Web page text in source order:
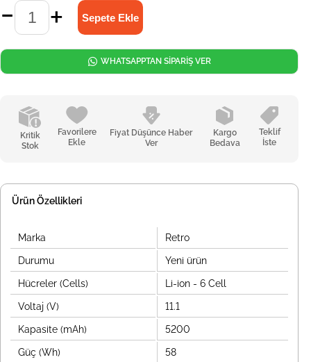
Kritik
Stok
Favorilere
Ekle
Fiyat Düşünce Haber
Ver
Kargo
Bedava
Teklif
İste
WHATSAPPTAN SİPARİŞ VER
Ürün Özellikleri
Marka Retro
Durumu Yeni ürün
Hücreler (Cells) Li-ion - 6 Cell
Voltaj (V) 11.1
Kapasite (mAh) 5200
Güç (Wh) 58